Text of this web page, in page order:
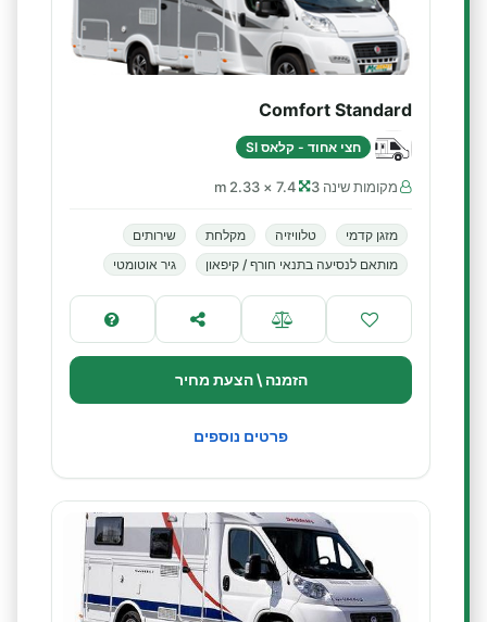
Comfort Standard
חצי אחוד - קלאס SI
מקומות שינה 3 7.4 × 2.33 m
מזגן קדמי טלוויזיה מקלחת
שירותים
מותאם לנסיעה בתנאי חורף / קיפאון
גיר אוטומטי
הזמנה \ הצעת מחיר
פרטים נוספים